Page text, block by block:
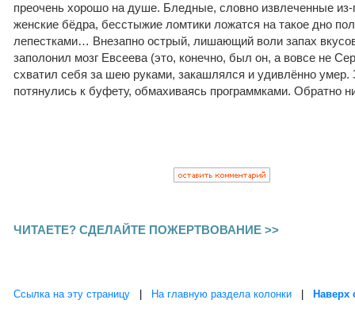
преочень хорошо на душе. Бледные, словно извлеченные
женские бёдра, бесстыжие ломтики ложатся на такое дно
лепестками… Внезапно острый, лишающий воли запах
заполонил мозг Евсеева (это, конечно, был он, а вовсе не
схватил себя за шею руками, закашлялся и удивлённо умер.
потянулись к буфету, обмахиваясь программками. Обратно
ЧИТАЕТЕ? СДЕЛАЙТЕ ПОЖЕРТВОВАНИЕ >>
Ссылка на эту страницу На главную раздела колонки Наверх